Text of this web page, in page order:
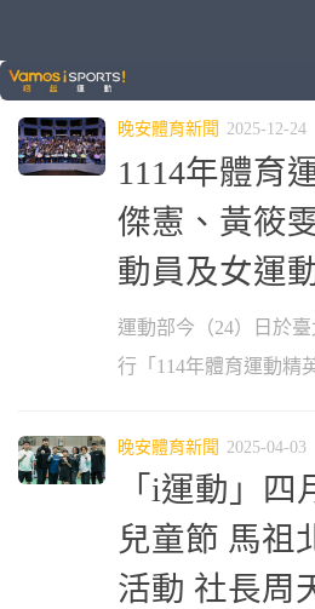
標籤：周天成
晚安體育新聞 2025-12-24
1114年體育
傑憲、黃筱
動員及女運
運動部今（24）日於
行「114年體育運動精
晚安體育新聞 2025-04-03
「i運動」
兒童節 馬祖
活動 社長周